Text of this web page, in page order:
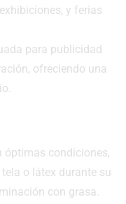
y ferias
para publicidad
ofreciendo una
óptimas condiciones,
o látex durante su
con grasa.